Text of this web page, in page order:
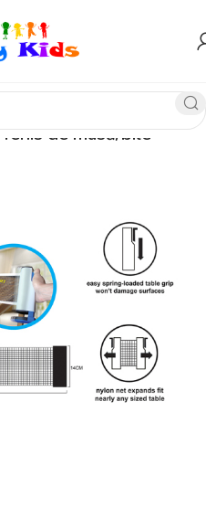
Tenis de masă/bile